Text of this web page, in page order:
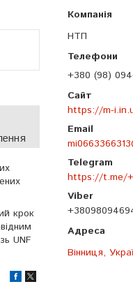
НТП
+380 (98)
https://m-
https://t.me/
Вінниця,
крок
UNF